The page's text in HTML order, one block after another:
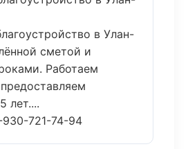
в Улан-
сметой и
Работаем
лет....
930-721-74-94